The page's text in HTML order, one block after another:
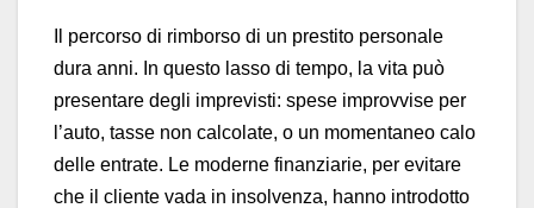
Il percorso di rimborso di un prestito personale
dura anni. In questo lasso di tempo, la vita può
presentare degli imprevisti: spese improvvise per
l’auto, tasse non calcolate, o un momentaneo calo
delle entrate. Le moderne finanziarie, per evitare
che il cliente vada in insolvenza, hanno introdotto